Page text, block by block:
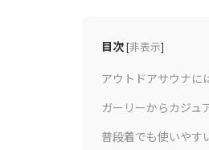
目次[非表示]
アウトドアサウナに
ガーリーからカジュ
普段着でも使いやす